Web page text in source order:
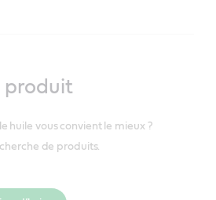
produit
huile vous convient le mieux ?
de produits.